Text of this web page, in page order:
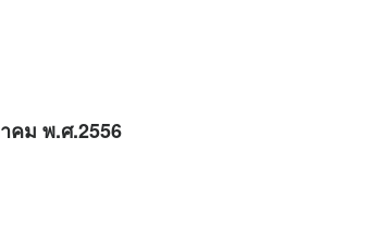
คม พ.ศ.2556